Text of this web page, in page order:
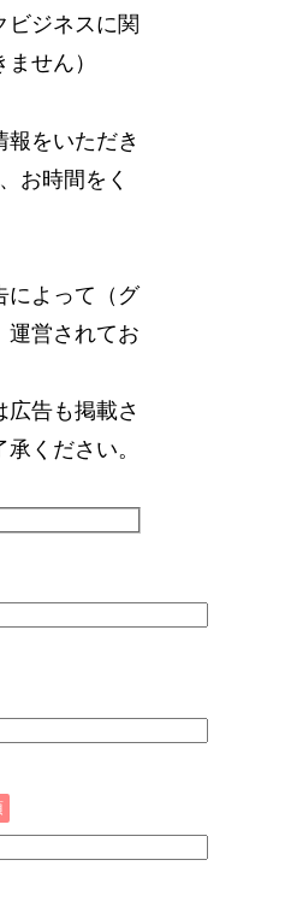
ビジネスに関
せん）
をいただき
お時間をく
によって（グ
運営されてお
広告も掲載さ
ください。